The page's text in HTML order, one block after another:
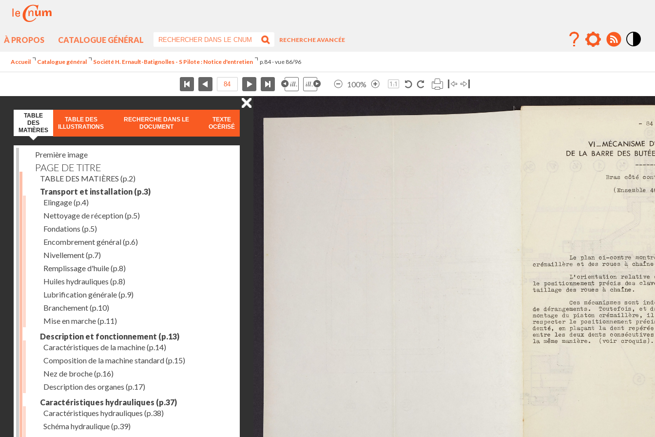
À PROPOS CATALOGUE GÉNÉRAL
RECHERCHE AVANCÉE
Accueil Catalogue général Société H. Ernault-Batignolles - S Pilote : Notice d'entretien p.84 - vue 86/96
100%
TABLE
DES
MATIÈRES
TABLE DES
ILLUSTRATIONS
RECHERCHE DANS LE
DOCUMENT
TEXTE
OCÉRISÉ
Première image
PAGE DE TITRE
TABLE DES MATIÈRES (p.2)
Transport et installation (p.3)
Elingage(p.4)
Nettoyage de réception(p.5)
Fondations (p.5)
Encombrement général(p.6)
Nivellement(p.7)
Remplissage d'huile(p.8)
Huiles hydrauliques (p.8)
Lubrification générale(p.9)
Branchement(p.10)
Mise en marche(p.11)
Description et fonctionnement (p.13)
Caractéristiques de la machine(p.14)
Composition de la machine standard(p.15)
Nez de broche(p.16)
Description des organes (p.17)
Caractéristiques hydrauliques (p.37)
Caractéristiques hydrauliques (p.38)
Schéma hydraulique(p.39)